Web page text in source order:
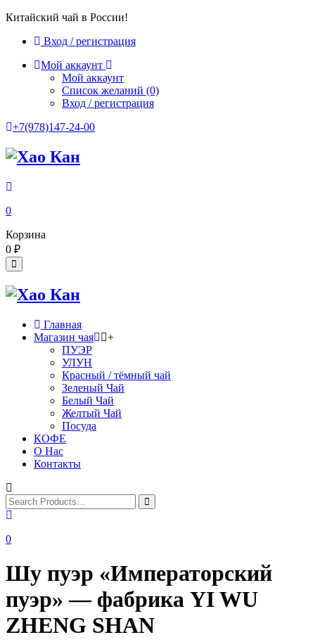
Китайский чай в России!
Вход / регистрация
Мой аккаунт
Мой аккаунт
Список желаний (0)
Вход / регистрация
+7(978)147-24-00
0
Корзина
0 ₽
Главная
Магазин чая
+
ПУЭР
УЛУН
Красный / тёмный чай
Зеленый Чай
Белый Чай
Желтый Чай
Посуда
КОФЕ
О Нас
Контакты
0
Шу пуэр «Императорский
пуэр» — фабрика YI WU
ZHENG SHAN